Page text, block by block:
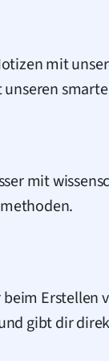
mit
mit
Erstellen
gibt dir